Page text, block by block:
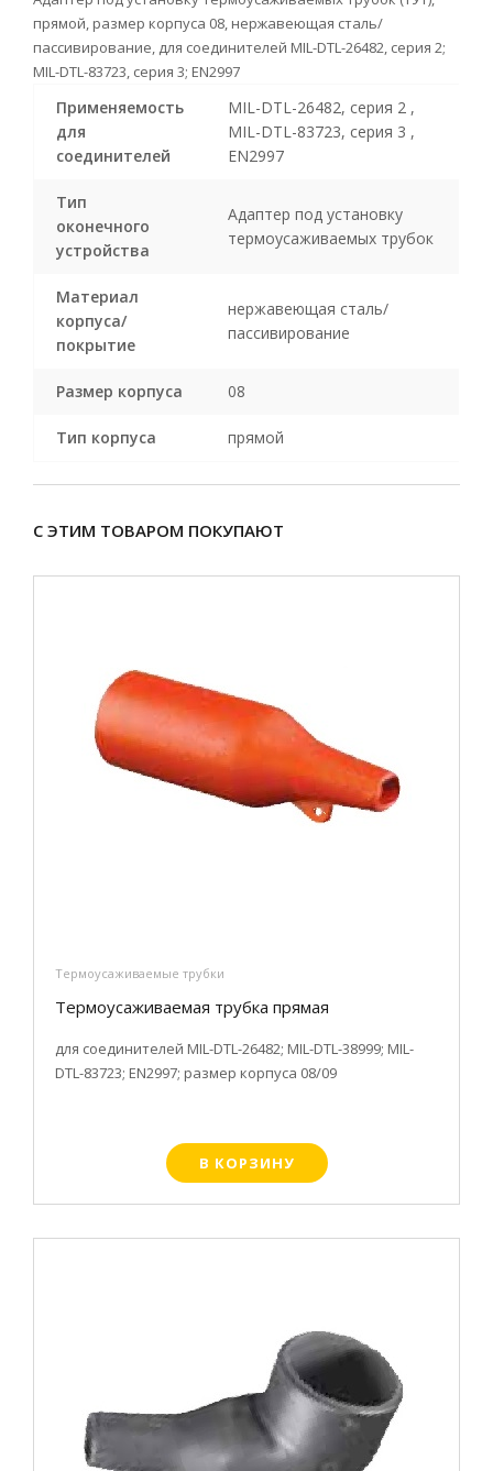
прямой, размер корпуса 08, нержавеющая сталь/
пассивирование, для соединителей MIL-DTL-26482, серия 2;
MIL-DTL-83723, серия 3; EN2997
Применяемость
для
соединителей
MIL-DTL-26482, серия 2 ,
MIL-DTL-83723, серия 3 ,
EN2997
Тип
оконечного
устройства
Адаптер под установку
термоусаживаемых трубок
Материал
корпуса/
покрытие
нержавеющая сталь/
пассивирование
Размер корпуса 08
Тип корпуса прямой
С ЭТИМ ТОВАРОМ ПОКУПАЮТ
Термоусаживаемые трубки
Термоусаживаемая трубка прямая
для соединителей MIL-DTL-26482; MIL-DTL-38999; MIL-
DTL-83723; EN2997; размер корпуса 08/09
В КОРЗИНУ